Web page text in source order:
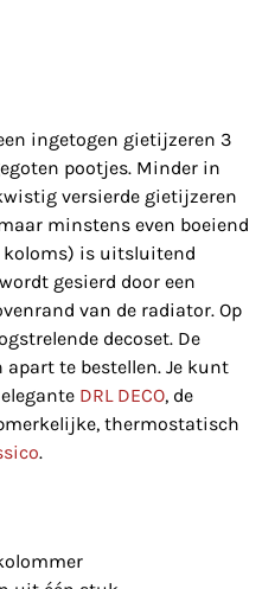
ingetogen gietijzeren 3
pootjes. Minder in
versierde gietijzeren
minstens even boeiend
koloms) is uitsluitend
gesierd door een
van de radiator. Op
decoset. De
apart te bestellen. Je kunt
DRL DECO, de
thermostatisch
.